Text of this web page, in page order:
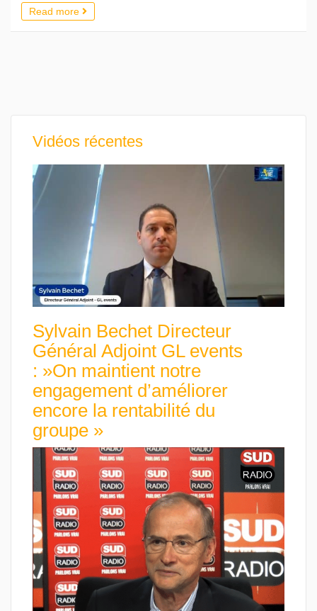
Read more
Vidéos récentes
Sylvain Bechet Directeur
Général Adjoint GL events
: »On maintient notre
engagement d’améliorer
encore la rentabilité du
groupe »